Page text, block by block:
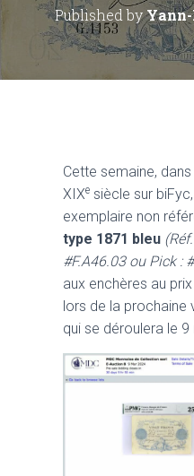
Published by
Cette semaine,
XIXe siècle sur
exemplaire non
type 1871 bleu
#F.A46.03 ou Pick :
aux enchères au
lors de la prochaine
qui se déroulera le